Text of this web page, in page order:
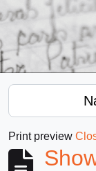
Print preview